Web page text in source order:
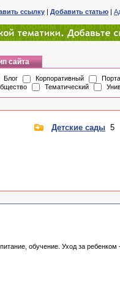
ссылку | Добавить статью |
сайта
Блог Корпоративный
Тематический
Детские сады 5
обучение. Уход за